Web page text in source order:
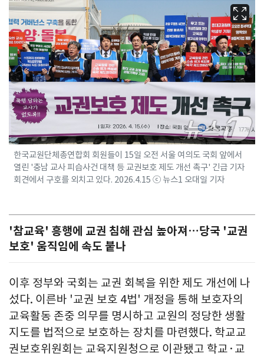
한국교원단체총연합회 회원들이 15일 오전 서울 여의도 국회 앞에서
열린 '충남 교사 피습사건 대책 등 교권보호 제도 개선 촉구' 긴급 기자
회견에서 구호를 외치고 있다. 2026.4.15 ⓒ 뉴스1 오대일 기자
'참교육' 흥행에 교권 침해 관심 높아져…당국 '교권
보호' 움직임에 속도 붙나
이후 정부와 국회는 교권 회복을 위한 제도 개선에 나
섰다. 이른바 '교권 보호 4법' 개정을 통해 보호자의
교육활동 존중 의무를 명시하고 교원의 정당한 생활
지도를 법적으로 보호하는 장치를 마련했다. 학교교
권보호위원회는 교육지원청으로 이관됐고 학교·교